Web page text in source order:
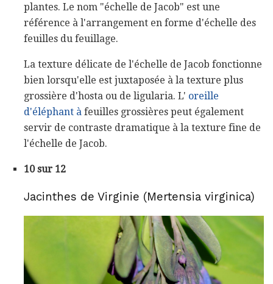
plantes. Le nom "échelle de Jacob" est une
référence à l'arrangement en forme d'échelle des
feuilles du feuillage.
La texture délicate de l'échelle de Jacob fonctionne
bien lorsqu'elle est juxtaposée à la texture plus
grossière d'hosta ou de ligularia. L' oreille
d'éléphant à feuilles grossières peut également
servir de contraste dramatique à la texture fine de
l'échelle de Jacob.
10 sur 12
Jacinthes de Virginie (Mertensia virginica)